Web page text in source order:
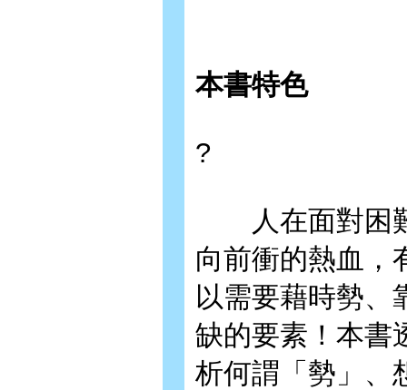
本書特色
?
人在面對困難
向前衝的熱血，
以需要藉時勢、
缺的要素！本書
析何謂「勢」、